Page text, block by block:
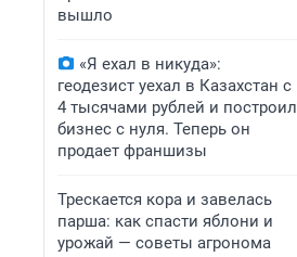
вышло
«Я ехал в никуда»:
геодезист уехал в Казахстан с
4 тысячами рублей и построил
бизнес с нуля. Теперь он
продает франшизы
Трескается кора и завелась
парша: как спасти яблони и
урожай — советы агронома